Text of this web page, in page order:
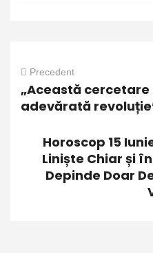
Precedent
„Această
adevărată
Horoscop 15
Liniște Chiar și
Depinde Doar